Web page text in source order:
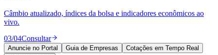
Vitória
Câmbio atualizado, índices da bolsa e indicadores econômicos ao
vivo.
03/04Consultar
Anuncie no Portal Guia de Empresas
Cotações em Tempo Real